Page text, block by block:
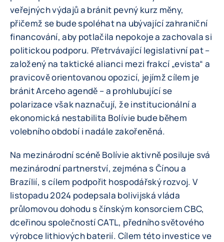
veřejných výdajů a bránit pevný kurz měny,
přičemž se bude spoléhat na ubývající zahraniční
financování, aby potlačila nepokoje a zachovala si
politickou podporu. Přetrvávající legislativní pat –
založený na taktické alianci mezi frakcí „evista“ a
pravicově orientovanou opozicí, jejímž cílem je
bránit Arceho agendě – a prohlubující se
polarizace však naznačují, že institucionální a
ekonomická nestabilita Bolívie bude během
volebního období i nadále zakořeněná.
Na mezinárodní scéně Bolívie aktivně posiluje svá
mezinárodní partnerství, zejména s Čínou a
Brazílií, s cílem podpořit hospodářský rozvoj. V
listopadu 2024 podepsala bolivijská vláda
průlomovou dohodu s čínským konsorciem CBC,
dceřinou společností CATL, předního světového
výrobce lithiových baterií. Cílem této investice ve